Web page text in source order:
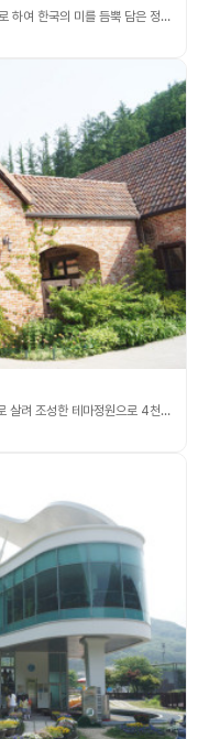
아침 고요수목원은 축령산의 빼어난 자연경관을 배경으로 하여 한국의 미를 듬뿍 담은 정원들을 원예학 적으로 조화시켜 설계한 원예 수목원이다.
제이든가든은 16만㎡ 규모의 대지에 자연지형을 그대로 살려 조성한 테마정원으로 4천여 종의 수종이 어우러진 수목원 입니다.